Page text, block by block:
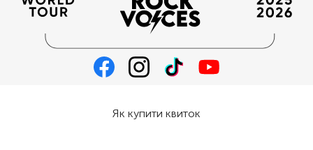
Як купити квиток